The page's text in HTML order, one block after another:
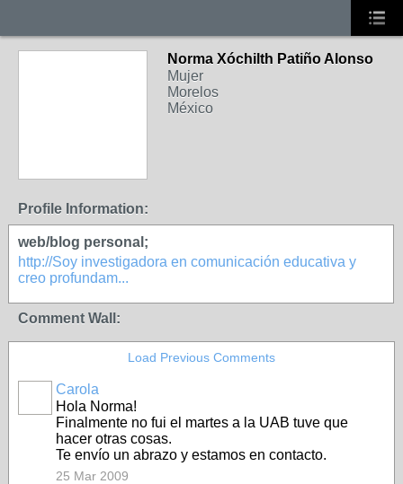
Norma Xóchilth Patiño Alonso
Mujer
Morelos
México
Profile Information:
web/blog personal;
http://Soy investigadora en comunicación educativa y
creo profundam...
Comment Wall:
Load Previous Comments
Carola
Hola Norma!
Finalmente no fui el martes a la UAB tuve que
hacer otras cosas.
Te envío un abrazo y estamos en contacto.
25 Mar 2009